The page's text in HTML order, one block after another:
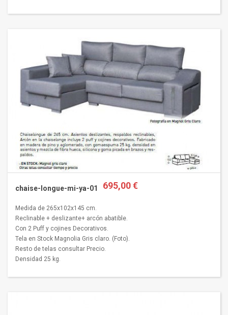
chaise-longue-mi-ya-01 695,00 €
Medida de 265x102x145 cm.
Reclinable + deslizante+ arcón abatible.
Con 2 Puff y cojines Decorativos.
Tela en Stock Magnolia Gris claro. (Foto).
Resto de telas consultar Precio.
Densidad 25 kg.